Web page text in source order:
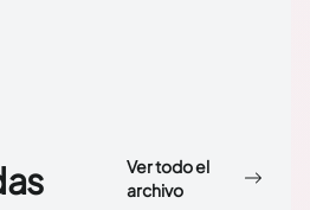
Ver todo el
archivo